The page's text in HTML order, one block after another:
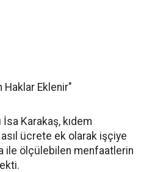
Haklar Eklenir"
Karakaş, kıdem
asıl ücrete ek olarak işçiye
ile ölçülebilen menfaatlerin